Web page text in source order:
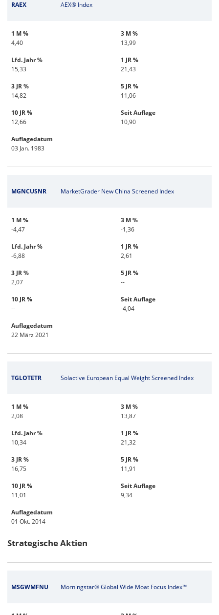
RAEX AEX® Index
1 M %
4,40
3 M %
13,99
Lfd. Jahr %
15,33
1 JR %
21,43
3 JR %
14,82
5 JR %
11,06
10 JR %
12,66
Seit Auflage
10,90
Auflagedatum
03 Jan. 1983
MGNCUSNR MarketGrader New China Screened Index
1 M %
-4,47
3 M %
-1,36
Lfd. Jahr %
-6,88
1 JR %
2,61
3 JR %
2,07
5 JR %
--
10 JR %
--
Seit Auflage
-4,04
Auflagedatum
22 März 2021
TGLOTETR Solactive European Equal Weight Screened Index
1 M %
2,08
3 M %
13,87
Lfd. Jahr %
10,34
1 JR %
21,32
3 JR %
16,75
5 JR %
11,91
10 JR %
11,01
Seit Auflage
9,34
Auflagedatum
01 Okt. 2014
Strategische Aktien
MSGWMFNU Morningstar® Global Wide Moat Focus Index™